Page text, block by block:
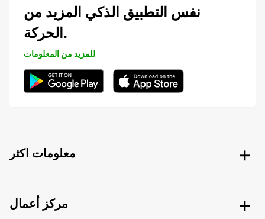
نفس التطبيق الذكي المزيد من
الحركة.
للمزيد من المعلومات
معلومات اكثر
مركز أعمال